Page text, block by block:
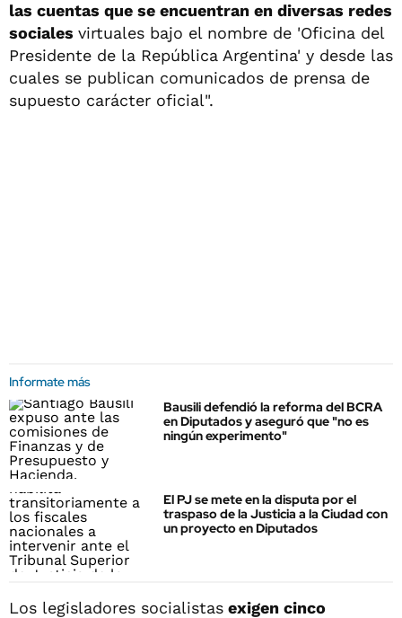
las cuentas que se encuentran en diversas redes
sociales virtuales bajo el nombre de 'Oficina del
Presidente de la República Argentina' y desde las
cuales se publican comunicados de prensa de
supuesto carácter oficial".
Informate más
Bausili defendió la reforma del BCRA
en Diputados y aseguró que "no es
ningún experimento"
El PJ se mete en la disputa por el
traspaso de la Justicia a la Ciudad con
un proyecto en Diputados
Los legisladores socialistas exigen cinco